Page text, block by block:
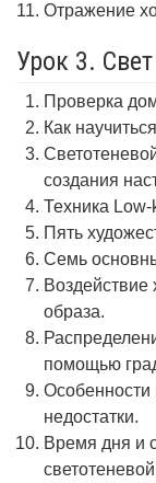
Отражение
Урок 3. Свет
Проверка
Как
создания
Техника
Пять
Семь
Воздействие
образа.
помощью
Особенности
недостатки.
Время дня и